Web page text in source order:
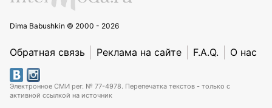
Dima Babushkin © 2000 - 2026
Обратная связь Реклама на сайте F.A.Q. О нас
Электронное СМИ рег. № 77-4978. Перепечатка текстов - только с
активной ссылкой на источник